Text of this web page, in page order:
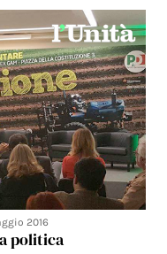
2016
politica